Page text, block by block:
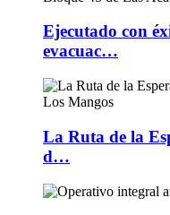
Ejecutado con
evacuac…
La Ruta de la
d…